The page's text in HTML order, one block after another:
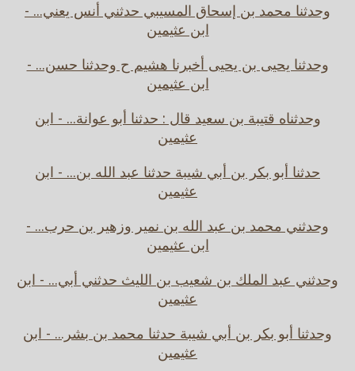
وحدثنا محمد بن إسحاق المسيبي حدثني أنس يعني... -
ابن عثيمين
وحدثنا يحيى بن يحيى أخبرنا هشيم ح وحدثنا حسن... -
ابن عثيمين
وحدثناه قتيبة بن سعيد قال : حدثنا أبو عوانة... - ابن
عثيمين
حدثنا أبو بكر بن أبي شيبة حدثنا عبد الله بن... - ابن
عثيمين
وحدثني محمد بن عبد الله بن نمير وزهير بن حرب... -
ابن عثيمين
وحدثني عبد الملك بن شعيب بن الليث حدثني أبي... - ابن
عثيمين
وحدثنا أبو بكر بن أبي شيبة حدثنا محمد بن بشر... - ابن
عثيمين